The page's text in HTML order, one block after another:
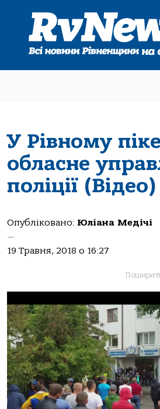
У Рівному
обласне
поліції (Відео)
Опубліковано: Юліана Медічі
—
19 Травня, 2018 о 16:27